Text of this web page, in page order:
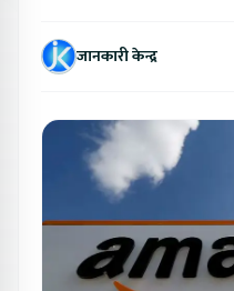
जानकारी केन्द्र